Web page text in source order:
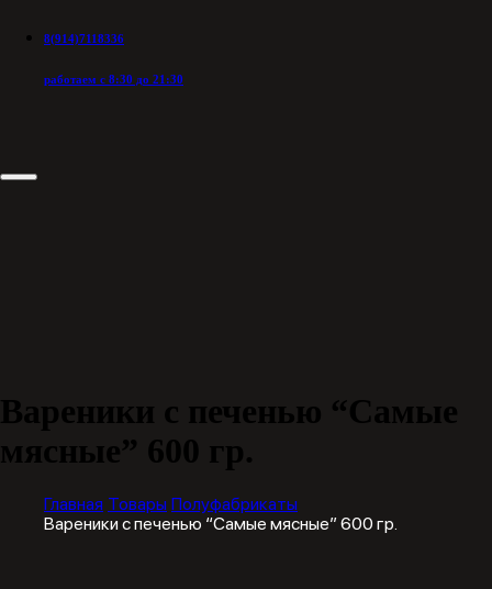
8(914)7118336
работаем с 8:30 до 21:30
Вареники с печенью “Самые
мясные” 600 гр.
Главная Товары Полуфабрикаты
Вареники с печенью “Самые мясные” 600 гр.